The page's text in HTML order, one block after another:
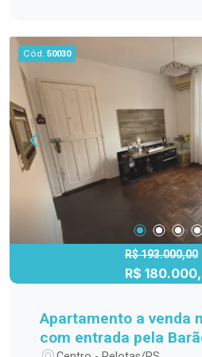
também com lareira Cozinha americana integrada
Espaço gourmet voltado
pátio privativo Escritório e sótão no terceiro
pavimento 2 vagas cobertas Tudo isso em um
condomínio exclusivo que
horas Salão de festas
Playground Uma casa contemporânea, pronta
para morar, sem
intervenção. Condomínio Aldo Locatelli Agende
sua visita e conheça
desta residência única.
Cód. 50030
R$ 193.000,00
R$
Apartamento a venda
com entrada pela